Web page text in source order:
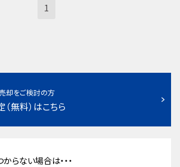
1
却をご検討の方
無料）はこちら
らない場合は・・・